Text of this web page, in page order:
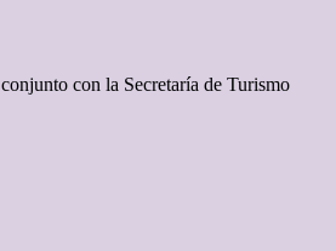
con la Secretaría de Turismo